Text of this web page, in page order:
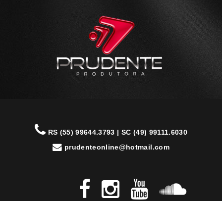
RS (55) 99644.3793 | SC (49) 99111.6030
prudenteonline@hotmail.com